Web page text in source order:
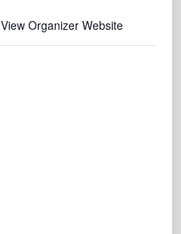
View Organizer Website